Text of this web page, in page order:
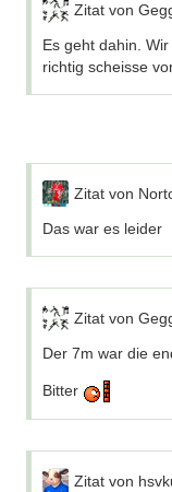
Zitat von
Es geht dahin.
richtig scheisse
Zitat von
Das war es leider
Zitat von
Der 7m war die
Bitter
Zitat von